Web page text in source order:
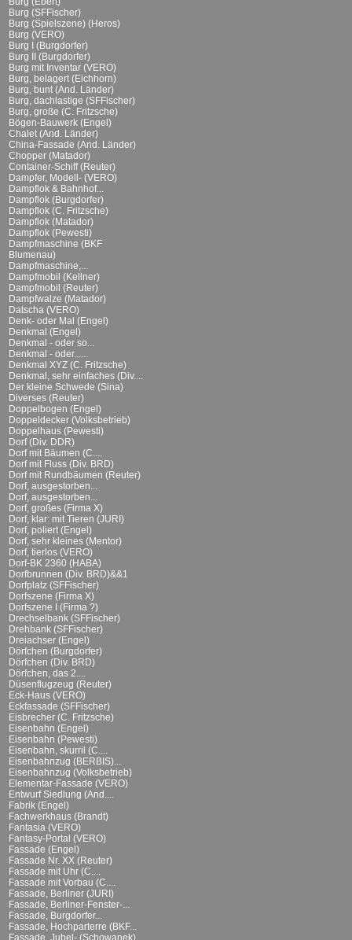
Burg (SFFischer)
Burg (Spielszene) (Heros)
Burg (VERO)
Burg I (Burgdorfer)
Burg II (Burgdorfer)
Burg mit Inventar (VERO)
Burg, belagert (Eichhorn)
Burg, bunt (And. Länder)
Burg, dachlastige (SFFischer)
Burg, große (C. Fritzsche)
Bögen-Bauwerk (Engel)
Chalet (And. Länder)
China-Fassade (And. Länder)
Chopper (Matador)
Container-Schiff (Reuter)
Dampfer, Modell- (VERO)
Dampflok & Bahnhof...
Dampflok (Burgdorfer)
Dampflok (C. Fritzsche)
Dampflok (Matador)
Dampflok (Pewesti)
Dampfmaschine (BKF
Blumenau)
Dampfmaschine,...
Dampfmobil (Kellner)
Dampfmobil (Reuter)
Dampfwalze (Matador)
Datscha (VERO)
Denk- oder Mal (Engel)
Denkmal (Engel)
Denkmal - oder so...
Denkmal - oder......
Denkmal XYZ (C. Fritzsche)
Denkmal, sehr einfaches (Div....
Der kleine Schwede (Sina)
Diverses (Reuter)
Doppelbogen (Engel)
Doppeldecker (Volksbetrieb)
Doppelhaus (Pewesti)
Dorf (Div. DDR)
Dorf mit Bäumen (C....
Dorf mit Fluss (Div. BRD)
Dorf mit Rundbäumen (Reuter)
Dorf, ausgestorben...
Dorf, ausgestorben...
Dorf, großes (Firma X)
Dorf, klar: mit Tieren (JURI)
Dorf, poliert (Engel)
Dorf, sehr kleines (Mentor)
Dorf, tierlos (VERO)
Dorf-BK 2360 (HABA)
Dorfbrunnen (Div. BRD)&&1
Dorfplatz (SFFischer)
Dorfszene (Firma X)
Dorfszene I (Firma ?)
Drechselbank (SFFischer)
Drehbank (SFFischer)
Dreiachser (Engel)
Dörfchen (Burgdorfer)
Dörfchen (Div. BRD)
Dörfchen, das 2....
Düsenflugzeug (Reuter)
Eck-Haus (VERO)
Eckfassade (SFFischer)
Eisbrecher (C. Fritzsche)
Eisenbahn (Engel)
Eisenbahn (Pewesti)
Eisenbahn, skurril (C....
Eisenbahnzug (BERBIS)...
Eisenbahnzug (Volksbetrieb)
Elementar-Fassade (VERO)
Entwurf Siedlung (And....
Fabrik (Engel)
Fachwerkhaus (Brandt)
Fantasia (VERO)
Fantasy-Portal (VERO)
Fassade (Engel)
Fassade Nr. XX (Reuter)
Fassade mit Uhr (C....
Fassade mit Vorbau (C....
Fassade, Berliner (JURI)
Fassade, Berliner-Fenster-...
Fassade, Burgdorfer...
Fassade, Hochparterre (BKF...
Fassade, Jubel- (Schowanek)